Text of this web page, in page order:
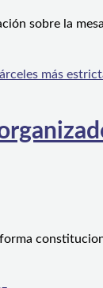
sobre la